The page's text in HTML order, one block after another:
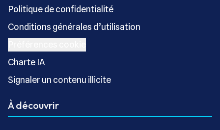
Politique de confidentialité
Conditions générales d’utilisation
Charte IA
Signaler un contenu illicite
À découvrir